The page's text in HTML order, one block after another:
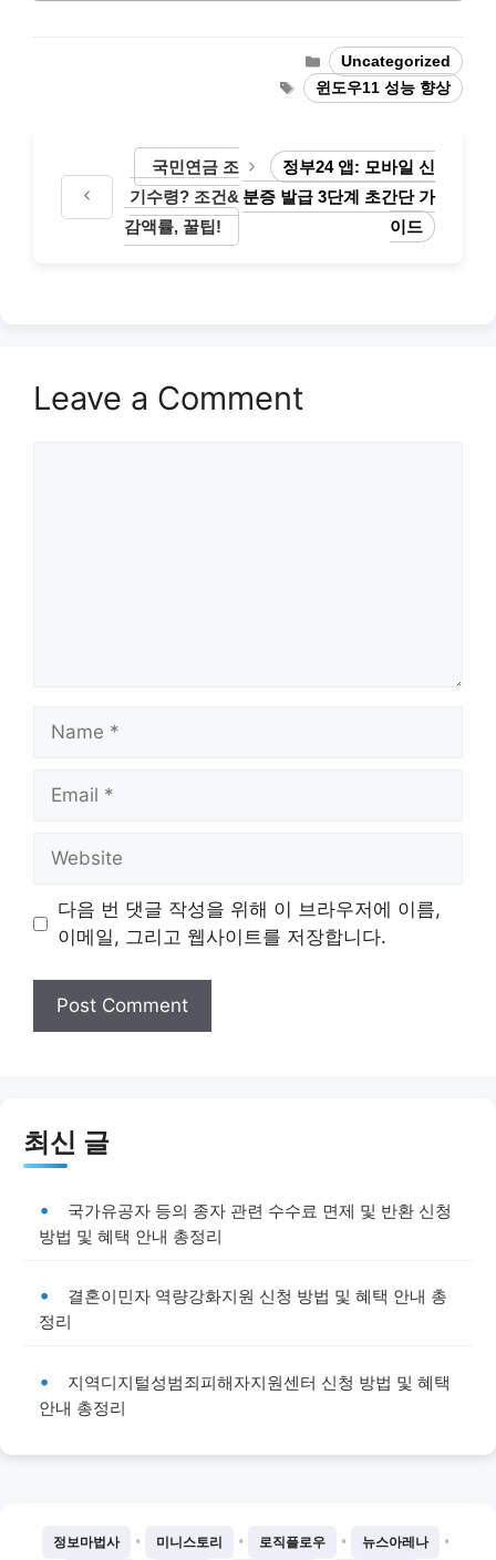
Categories
Uncategorized
Tags윈도우11 성능 향상
국민연금 조
기수령? 조건&
감액률, 꿀팁!
정부24 앱: 모바일 신
분증 발급 3단계 초간단 가
이드
Leave a Comment
Name
Email
Website
다음 번 댓글 작성을 위해 이 브라우저에 이름,
이메일, 그리고 웹사이트를 저장합니다.
최신 글
국가유공자 등의 종자 관련 수수료 면제 및 반환 신청
방법 및 혜택 안내 총정리
결혼이민자 역량강화지원 신청 방법 및 혜택 안내 총
정리
지역디지털성범죄피해자지원센터 신청 방법 및 혜택
안내 총정리
정보마법사 • 미니스토리 • 로직플로우 • 뉴스아레나 •